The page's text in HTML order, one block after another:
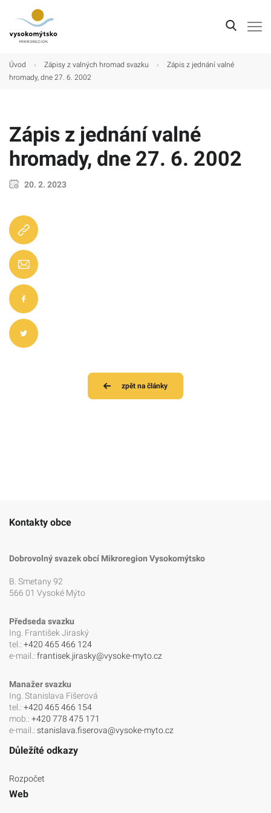
Úvod › Zápisy z valných hromad svazku ›
Zápis z jednání valné
hromady, dne 27. 6. 2002
Zápis z jednání valné
hromady, dne 27. 6. 2002
20. 2. 2023
zpět na články
Kontakty obce
Dobrovolný svazek obcí Mikroregion Vysokomýtsko
B. Smetany 92
566 01 Vysoké Mýto
Předseda svazku
Ing. František Jiraský
tel.: +420 465 466 124
e-mail.: frantisek.jirasky@vysoke-myto.cz
Manažer svazku
Ing. Stanislava Fišerová
tel.: +420 465 466 154
mob.: +420 778 475 171
e-mail.: stanislava.fiserova@vysoke-myto.cz
Důležíté odkazy
Rozpočet
Web
Úvod
Mikroregion
Turistické cíle
Kultura
Kontakt